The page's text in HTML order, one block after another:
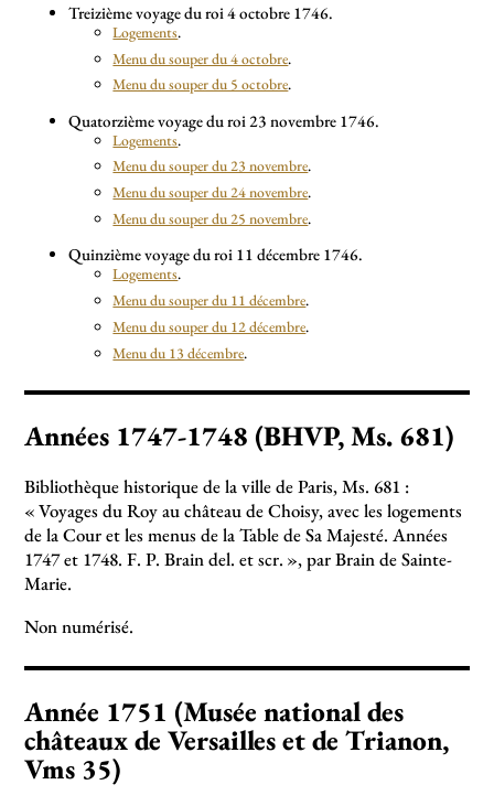
Treizième voyage du roi 4 octobre 1746.
Logements.
Menu du souper du 4 octobre.
Menu du souper du 5 octobre.
Quatorzième voyage du roi 23 novembre 1746.
Logements.
Menu du souper du 23 novembre.
Menu du souper du 24 novembre.
Menu du souper du 25 novembre.
Quinzième voyage du roi 11 décembre 1746.
Logements.
Menu du souper du 11 décembre.
Menu du souper du 12 décembre.
Menu du 13 décembre.
Années 1747-1748 (BHVP, Ms. 681)
Bibliothèque historique de la ville de Paris, Ms. 681 :
«Voyages du Roy au château de Choisy, avec les logements
de la Cour et les menus de la Table de Sa Majesté. Années
1747 et 1748. F. P. Brain del. et scr. », par Brain de Sainte-
Marie.
Non numérisé.
Année 1751 (Musée national des
châteaux de Versailles et de Trianon,
Vms 35)